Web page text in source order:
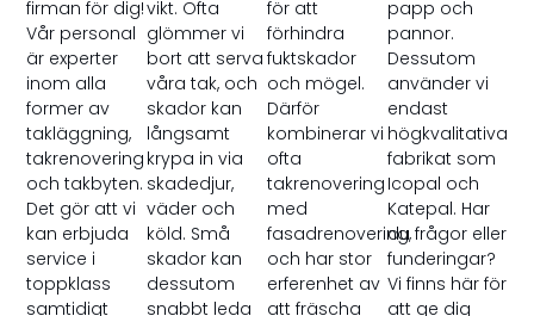
firman för dig!
Vår personal
är experter
inom alla
former av
takläggning,
takrenovering
och takbyten.
Det gör att vi
kan erbjuda
service i
toppklass
samtidigt
vikt. Ofta
glömmer vi
bort att serva
våra tak, och
skador kan
långsamt
krypa in via
skadedjur,
väder och
köld. Små
skador kan
dessutom
snabbt leda
för att
förhindra
fuktskador
och mögel.
Därför
kombinerar vi
ofta
takrenovering
med
fasadrenovering,
och har stor
erferenhet av
att fräscha
papp och
pannor.
Dessutom
använder vi
endast
högkvalitativa
fabrikat som
Icopal och
Katepal. Har
du frågor eller
funderingar?
Vi finns här för
att ge dig